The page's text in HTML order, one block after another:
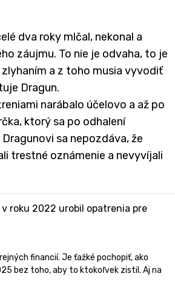
dva roky mlčal, nekonal a
záujmu. To nie je odvaha, to je
a z toho musia vyvodiť
Dragun.
narábalo účelovo a až po
ktorý sa po odhalení
sa nepozdáva, že
trestné oznámenie a nevyvíjali
roku 2022 urobil opatrenia pre
financií. Je ťažké pochopiť, ako
bez toho, aby to ktokoľvek zistil. Aj na